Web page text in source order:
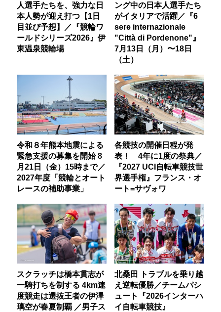
人選手たちを、強力な日
本人勢が迎え打つ【1日
目並び予想】／『競輪ワ
ールドシリーズ2026』伊
東温泉競輪場
ング中の日本人選手たち
がイタリアで活躍／『6
sere internazionale
"Città di Pordenone"』
7月13日（月）〜18日
（土）
令和８年熊本地震による
緊急支援の募集を開始 8
月21日（金）15時まで／
2027年度「競輪とオート
レースの補助事業」
各競技の開催日程が発
表！ 4年に1度の祭典／
『2027 UCI自転車競技世
界選手権』フランス・オ
ート=サヴォワ
スクラッチは橋本貫志が
一騎打ちを制する 4km速
度競走は選抜王者の伊澤
璃空が春夏制覇 ／男子ス
北桑田 トラブルを乗り越
え逆転優勝／チームパシ
ュート『2026インターハ
イ自転車競技』